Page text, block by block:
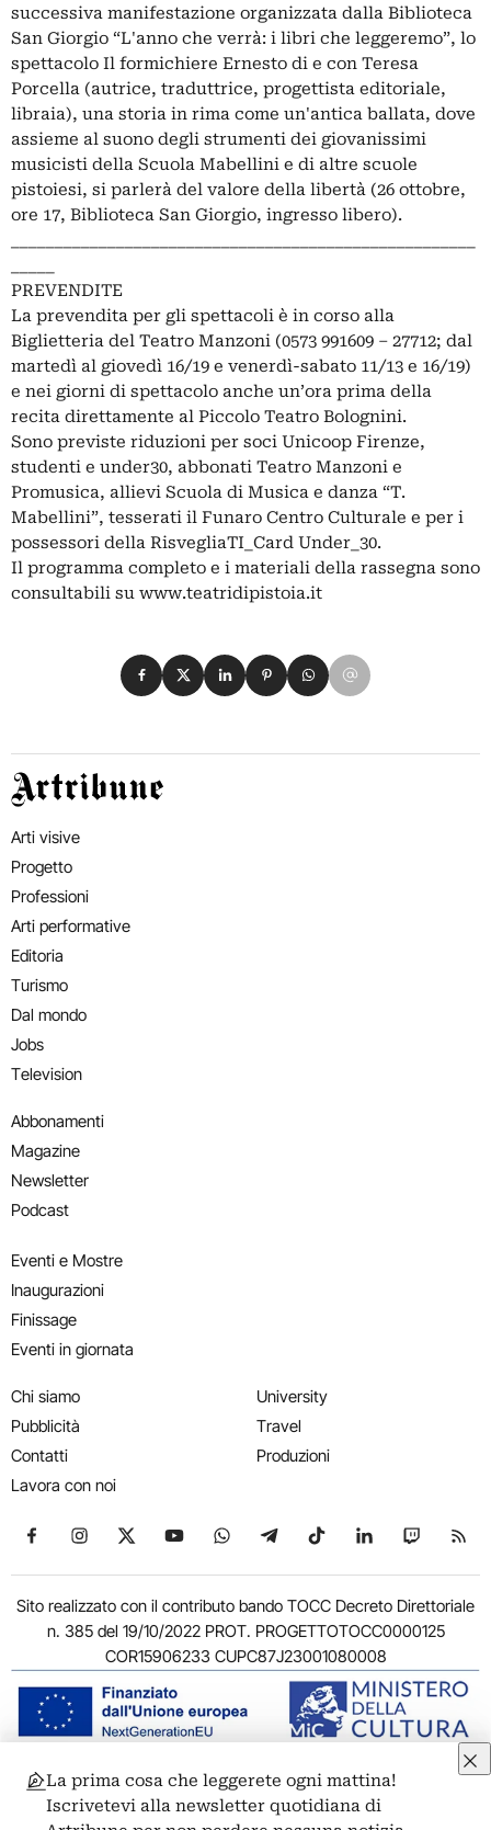
successiva manifestazione organizzata dalla Biblioteca
San Giorgio “L'anno che verrà: i libri che leggeremo”, lo
spettacolo Il formichiere Ernesto di e con Teresa
Porcella (autrice, traduttrice, progettista editoriale,
libraia), una storia in rima come un'antica ballata, dove
assieme al suono degli strumenti dei giovanissimi
musicisti della Scuola Mabellini e di altre scuole
pistoiesi, si parlerà del valore della libertà (26 ottobre,
ore 17, Biblioteca San Giorgio, ingresso libero).
PREVENDITE
La prevendita per gli spettacoli è in corso alla
Biglietteria del Teatro Manzoni (0573 991609 – 27712; dal
martedì al giovedì 16/19 e venerdì-sabato 11/13 e 16/19)
e nei giorni di spettacolo anche un’ora prima della
recita direttamente al Piccolo Teatro Bolognini.
Sono previste riduzioni per soci Unicoop Firenze,
studenti e under30, abbonati Teatro Manzoni e
Promusica, allievi Scuola di Musica e danza “T.
Mabellini”, tesserati il Funaro Centro Culturale e per i
possessori della RisvegliaTI_Card Under_30.
Il programma completo e i materiali della rassegna sono
consultabili su www.teatridipistoia.it
Condividi su Facebook
Condividi su X
Condividi su LinkedIn
Condividi su Pinterest
Condividi su WhatsApp
Condividi su Email
Artribune
Arti visive
Progetto
Professioni
Arti performative
Editoria
Turismo
Dal mondo
Jobs
Television
Abbonamenti
Magazine
Newsletter
Podcast
Eventi e Mostre
Inaugurazioni
Finissage
Eventi in giornata
Chi siamo
Pubblicità
Contatti
Lavora con noi
University
Travel
Produzioni
Seguici su Facebook
Seguici su Instagram
Seguici su X
Seguici su YouTube
Seguici su WhatsApp
Seguici su Telegram
Seguici su TikTok
Seguici su
Seguici
Sito realizzato con il contributo bando TOCC Decreto Direttoriale
n. 385 del 19/10/2022 PROT. PROGETTOTOCC0000125
COR15906233 CUPC87J23001080008
© 2011-2026 ARTRIBUNE srl – Corso Vittorio Emanuele II, 287 –
00186 Roma - P.I. 11381581005
La prima cosa che leggerete ogni mattina!
Iscrivetevi alla newsletter quotidiana di